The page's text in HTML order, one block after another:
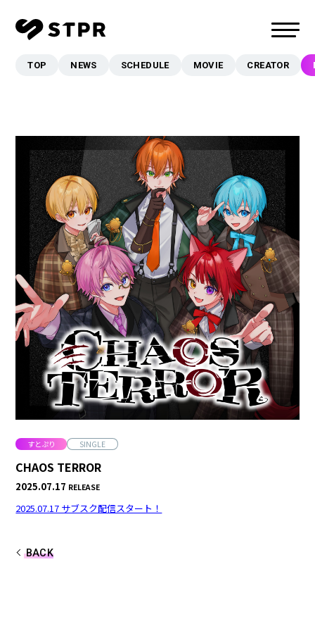
TOP NEWS SCHEDULE MOVIE CREATOR
TOP
MOVIE
CREATOR
MUSIC
EVENT/LIVE
STORE
FANCLUB
合計フォロワー数
86,248,855
合計再生数
199.44 億
CREATOR
すとぷり
莉犬
ジェル
すとぷり SINGLE
CHAOS TERROR
2025.07.17 RELEASE
2025.07.17 サブスク配信スタート！
BACK